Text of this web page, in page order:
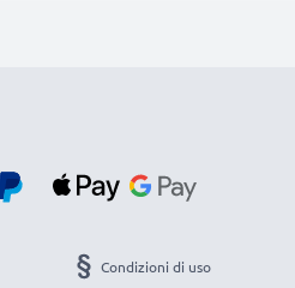
Condizioni di uso